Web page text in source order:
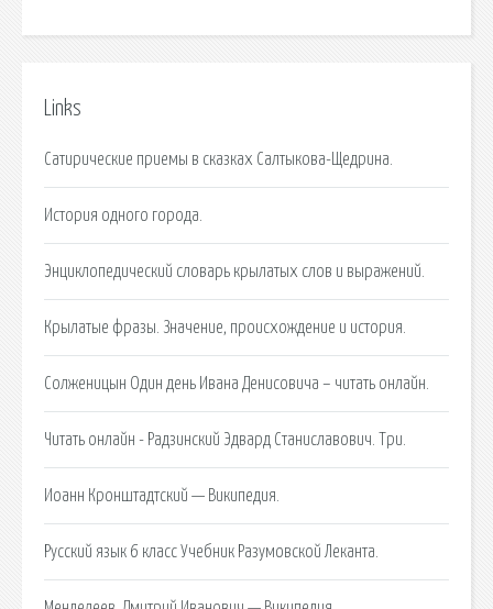
Links
Сатирические приемы в сказках Салтыкова-Щедрина.
История одного города.
Энциклопедический словарь крылатых слов и выражений.
Крылатые фразы. Значение, происхождение и история.
Солженицын Один день Ивана Денисовича – читать онлайн.
Читать онлайн - Радзинский Эдвард Станиславович. Три.
Иоанн Кронштадтский — Википедия.
Русский язык 6 класс Учебник Разумовской Леканта.